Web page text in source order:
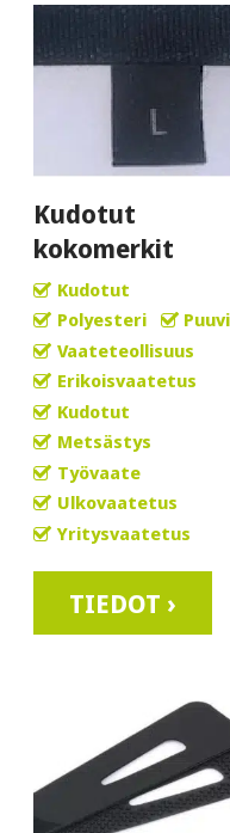
Kudotut
kokomerkit
Kudotut
Polyesteri
Vaateteollisuus
Erikoisvaatetus
Kudotut
Metsästys
Työvaate
Ulkovaatetus
Yritysvaatetus
TIEDOT ›